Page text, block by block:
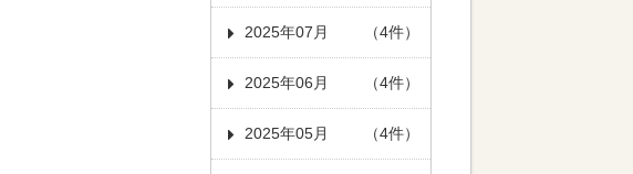
2025年07月 （4件）
2025年06月 （4件）
2025年05月 （4件）